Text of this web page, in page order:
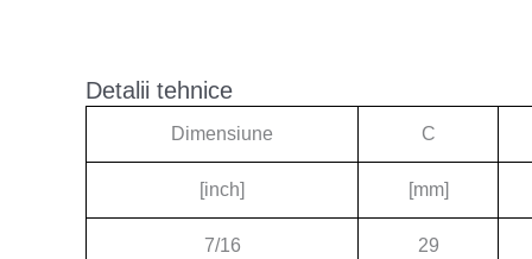
Detalii tehnice
Dimensiune C
[inch] [mm]
7/16 29